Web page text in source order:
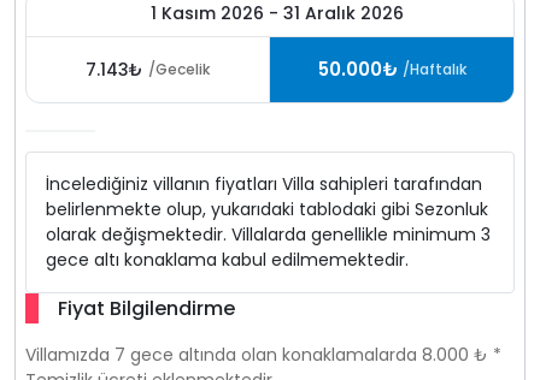
1 Kasım 2026 - 31 Aralık 2026
7.143₺ /Gecelik 50.000₺ /Haftalık
İncelediğiniz villanın fiyatları Villa sahipleri tarafından
belirlenmekte olup, yukarıdaki tablodaki gibi Sezonluk
olarak değişmektedir. Villalarda genellikle minimum 3
gece altı konaklama kabul edilmemektedir.
Fiyat Bilgilendirme
Villamızda 7 gece altında olan konaklamalarda 8.000 ₺ *